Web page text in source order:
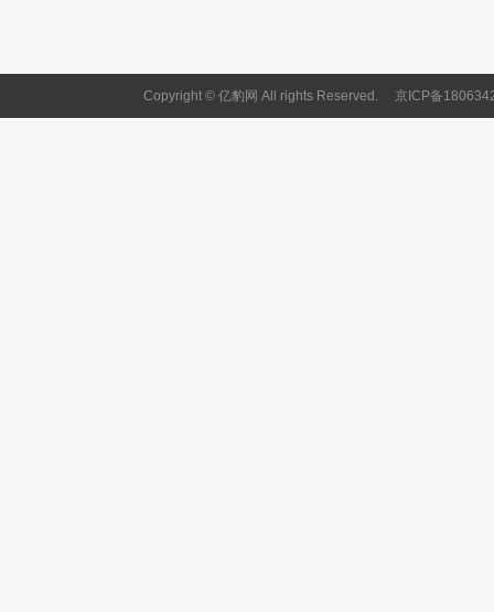
Copyright © 亿豹网 All rights Reserved. 京ICP备